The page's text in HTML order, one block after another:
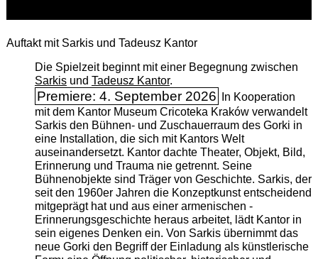
Auftakt mit Sarkis und Tadeusz Kantor
Die Spielzeit beginnt mit einer Begegnung zwischen
Sarkisund Tadeusz Kantor.
Premiere: 4. September 2026
In Kooperation
mit dem Kantor Museum Cricoteka Kraków verwandelt
Sarkis den Bühnen- und Zuschauerraum des Gorki in
eine Installation, die sich mit Kantors Welt
auseinandersetzt. Kantor dachte Theater, Objekt, Bild,
Erinnerung und Trauma nie getrennt. Seine
Bühnenobjekte sind Träger von Geschichte. Sarkis, der
seit den 1960er Jahren die Konzeptkunst entscheidend
mitgeprägt hat und aus einer armenischen ­
Erinnerungsgeschichte heraus arbeitet, lädt Kantor in
sein eigenes Denken ein. Von Sarkis übernimmt das
neue Gorki den Begriff der Einladung als künstlerische